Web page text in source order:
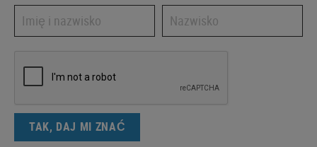
TAK, DAJ MI ZNAĆ